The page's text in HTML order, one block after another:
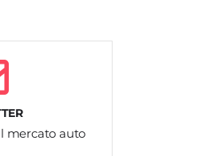
mercato auto